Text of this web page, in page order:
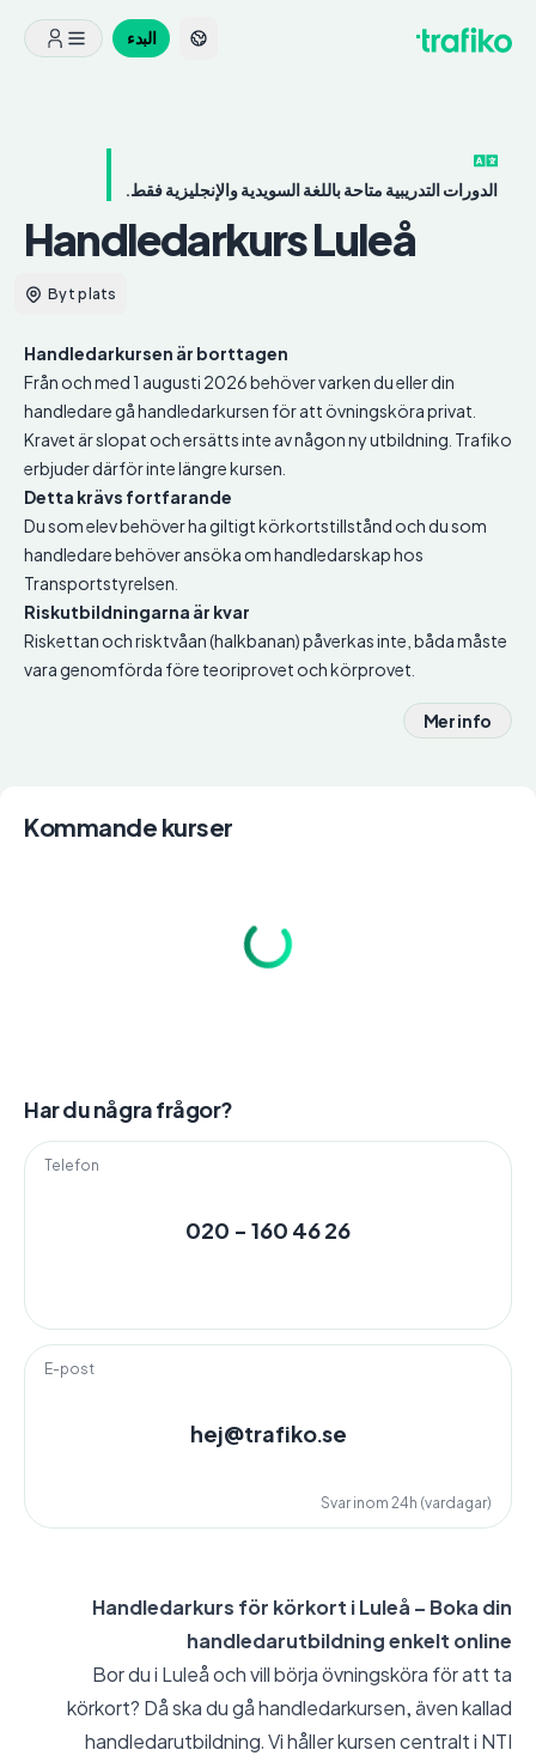
البدء
الدورات التدريبية متاحة باللغة السويدية والإنجليزية فقط.
HandledarkursLuleå
Byt plats
Handledarkursen är borttagen
Från och med 1 augusti 2026 behöver varken du eller din
handledare gå handledarkursen för att övningsköra privat.
Kravet är slopat och ersätts inte av någon ny utbildning. Trafiko
erbjuder därför inte längre kursen.
Detta krävs fortfarande
Du som elev behöver ha giltigt körkortstillstånd och du som
handledare behöver ansöka om handledarskap hos
Transportstyrelsen.
Riskutbildningarna är kvar
Riskettan och risktvåan (halkbanan) påverkas inte, båda måste
vara genomförda före teoriprovet och körprovet.
Mer info
Kommande kurser
Har du några frågor?
Telefon
020 - 160 46 26
E-post
hej@trafiko.se
Svar inom 24h (vardagar)
Handledarkurs för körkort i Luleå – Boka din
handledarutbildning enkelt online
Bor du i Luleå och vill börja övningsköra för att ta
körkort? Då ska du gå handledarkursen, även kallad
handledarutbildning. Vi håller kursen centralt i NTI